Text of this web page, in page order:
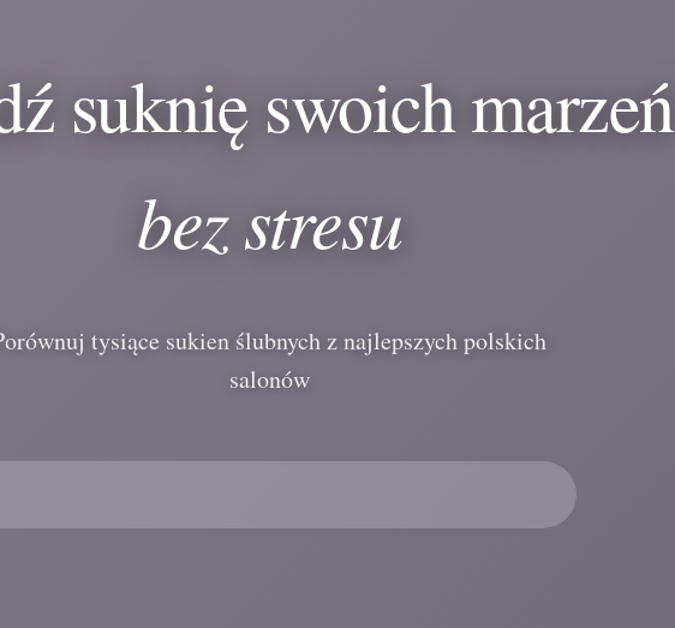
suknię swoich marzeń
bez stresu
tysiące sukien ślubnych z najlepszych polskich
salonów